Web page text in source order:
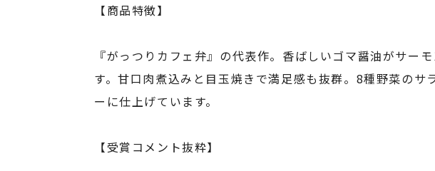
【商品特徴】
『がっつりカフェ弁』の代表作。香ばしいゴマ醤油がサー
す。甘口肉煮込みと目玉焼きで満足感も抜群。8種野菜の
ーに仕上げています。
【受賞コメント抜粋】